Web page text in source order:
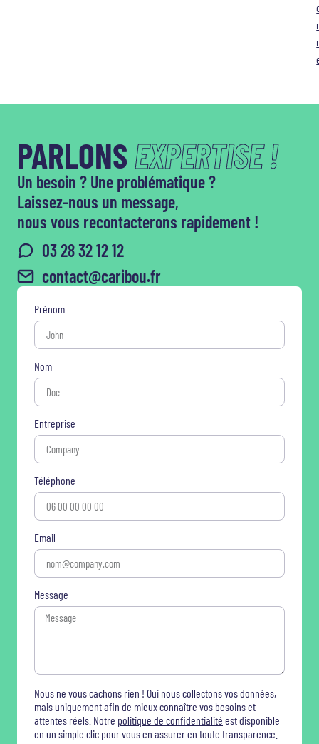
PARLONS EXPERTISE !
Un besoin ? Une problématique ?
Laissez-nous un message,
nous vous recontacterons rapidement !
03 28 32 12 12
contact@caribou.fr
Prénom
Nom
Entreprise
Téléphone
Email
Message
Nous ne vous cachons rien ! Oui nous collectons vos données,
mais uniquement afin de mieux connaître vos besoins et
attentes réels. Notre politique de confidentialité est disponible
en un simple clic pour vous en assurer en toute transparence.